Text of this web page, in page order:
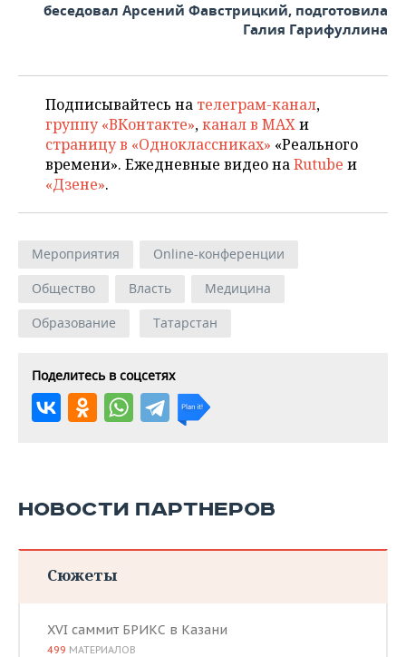
беседовал Арсений Фавстрицкий, подготовила
Галия Гарифуллина
Подписывайтесь на телеграм-канал,
группу «ВКонтакте»,канал в MAXи
страницу в «Одноклассниках» «Реального
времени». Ежедневные видео наRutube и
«Дзене».
Мероприятия
Online-конференции
Общество
Власть
Медицина
Образование
Татарстан
Поделитесь в соцсетях
НОВОСТИ ПАРТНЕРОВ
Сюжеты
XVI саммит БРИКС в Казани
499 МАТЕРИАЛОВ